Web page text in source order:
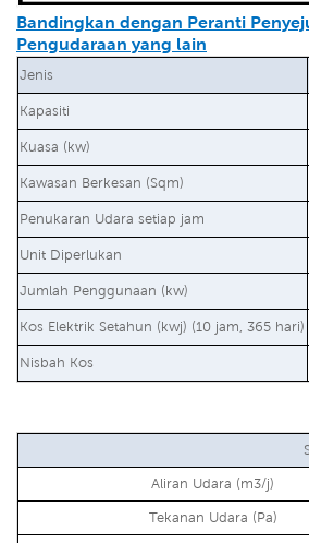
Bandingkan dengan Peranti
Pengudaraan yang lain
Jenis
Kapasiti
Kuasa (kw)
Kawasan Berkesan (Sqm)
Penukaran Udara setiap jam
Unit Diperlukan
Jumlah Penggunaan (kw)
Kos Elektrik Setahun (kwj) (10 jam, 365 hari)
Nisbah Kos
Aliran Udara (m3/j)
Tekanan Udara (Pa)